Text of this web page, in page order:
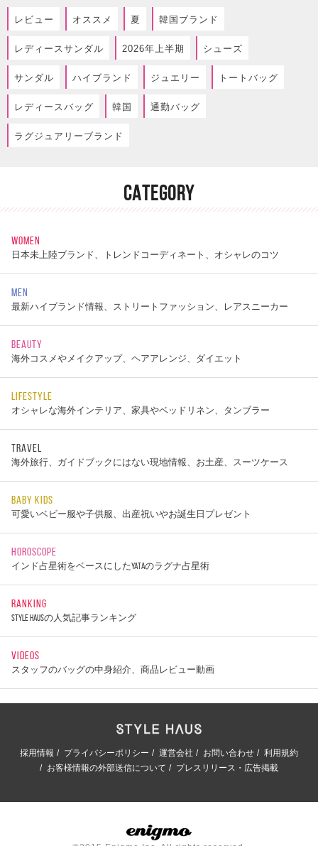
レビュー オススメ 夏 韓国ブランド
レディースサンダル 2026年上半期 シューズ
サンダル ハイブランド ジュエリー トートバッグ
レディースバッグ 韓国 通勤バッグ
ラグジュアリーブランド
CATEGORY
WOMEN
日本未上陸ブランド、トレンドコーディネート、オシャレのコツ
MEN
最新ハイブランド情報、ストリートファッション、レアスニーカー
BEAUTY
海外コスメやメイクアップ、ヘアアレンジ、ダイエット
LIFESTYLE
オシャレな海外インテリア、家具やベッドリネン、タンブラー
TRAVEL
海外旅行、ガイドブックにはない現地情報、お土産、スーツケース
BABY KIDS
可愛いベビー服や子供服、出産祝いやお誕生日プレゼント
HOROSCOPE
インド占星術をベースにしたYATAのラグナ占星術
RANKING
STYLE HAUSの人気記事ランキング
VIDEOS
スタッフのバッグの中身紹介、商品レビュー動画
採用情報 プライバシーポリシー 運営会社 お問い合わせ
利用規約
お客様情報の外部送信について
プレスリリース・広告掲載